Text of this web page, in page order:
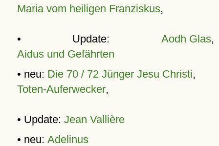
Maria vom heiligen Franziskus,
• Update: Aodh Glas,
Aidus und Gefährten
• neu: Die 70 / 72 Jünger Jesu Christi,
Toten-Auferwecker,
• Update: Jean Vallière
• neu: Adelinus